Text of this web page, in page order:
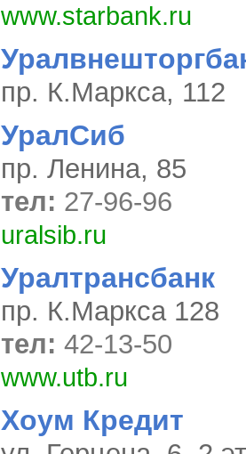
www.starbank.ru
пр. К.Маркса, 112
УралСиб
пр. Ленина, 85
тел: 27-96-96
uralsib.ru
Уралтрансбанк
пр. К.Маркса 128
тел: 42-13-50
www.utb.ru
Хоум Кредит